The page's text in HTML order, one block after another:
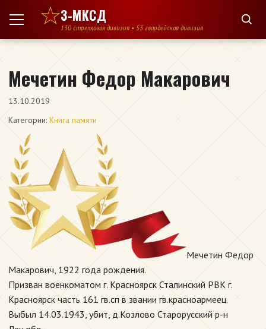
Перейти к содержимому
3-МКСД
130 стрелковая дивизия • 53 гвардейская дивизия
Мечетин Федор Макарович
13.10.2019
Категории: Книга памяти
Мечетин Федор
Макарович, 1922 года рождения.
Призван военкоматом г. Красноярск Сталинский РВК г.
Красноярск часть 161 гв.сп в звании гв.красноармеец.
Выбыл 14.03.1943, убит, д.Козлово Старорусский р-н